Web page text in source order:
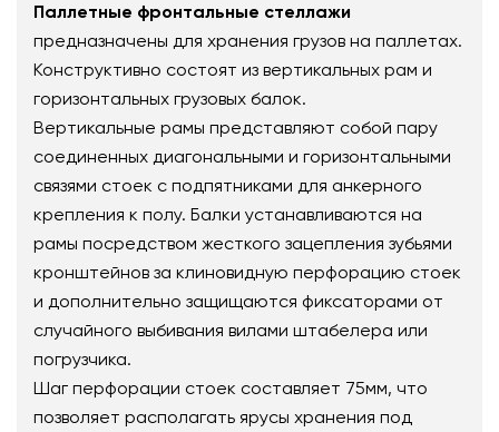
Паллетные фронтальные стеллажи
предназначены для хранения грузов на паллетах.
Конструктивно состоят из вертикальных рам и
горизонтальных грузовых балок.
Вертикальные рамы представляют собой пару
соединенных диагональными и горизонтальными
связями стоек с подпятниками для анкерного
крепления к полу. Балки устанавливаются на
рамы посредством жесткого зацепления зубьями
кронштейнов за клиновидную перфорацию стоек
и дополнительно защищаются фиксаторами от
случайного выбивания вилами штабелера или
погрузчика.
Шаг перфорации стоек составляет 75мм, что
позволяет располагать ярусы хранения под